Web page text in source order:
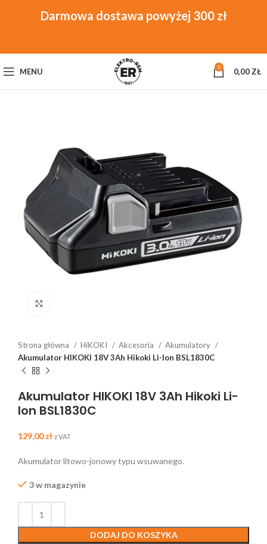
MENU 0 0,00 ZŁ
Strona główna HiKOKI Akcesoria
Akumulatory
Akumulator HIKOKI 18V 3Ah Hikoki Li-Ion BSL1830C
Akumulator HIKOKI 18V 3Ah Hikoki Li-
Ion BSL1830C
129,00zł z VAT
Akumulator litowo-jonowy typu wsuwanego.
3 w magazynie
DODAJ DO KOSZYKA